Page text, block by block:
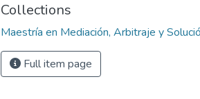
Collections
Maestría en Mediación, Arbitraje y
Full item page